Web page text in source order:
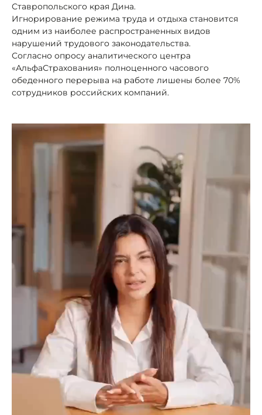
Ставропольского края Дина.
Игнорирование режима труда и отдыха становится
одним из наиболее распространенных видов
нарушений трудового законодательства.
Согласно опросу аналитического центра
«АльфаСтрахования» полноценного часового
обеденного перерыва на работе лишены более 70%
сотрудников российских компаний.